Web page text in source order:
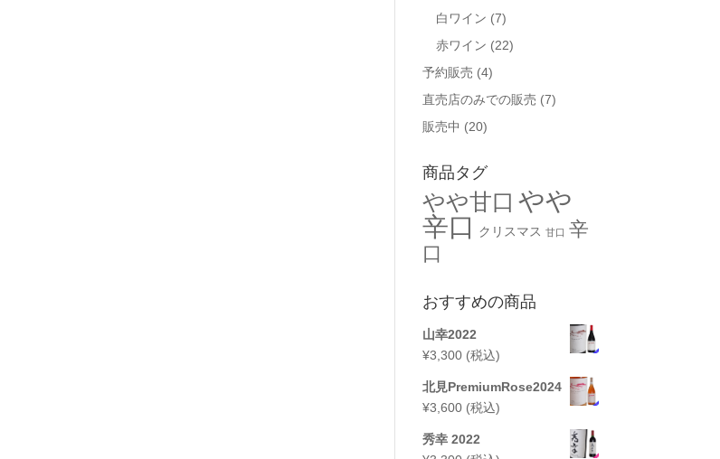
白ワイン (7)
赤ワイン (22)
予約販売 (4)
直売店のみでの販売 (7)
販売中 (20)
商品タグ
やや甘口 やや
辛口
クリスマス 甘口 辛
口
おすすめの商品
山幸2022
¥3,300 (税込)
北見PremiumRose2024
¥3,600 (税込)
秀幸 2022